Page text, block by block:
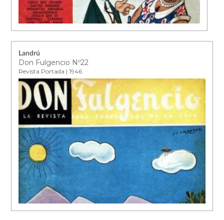
Landrú
Don Fulgencio Nº22
Revista Portada | 1946